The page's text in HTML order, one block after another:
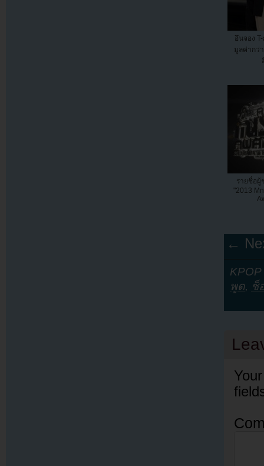
อึนจอง
มูลค่ากว่
รายชื่อผู้
"2013
←
พูด, ช็